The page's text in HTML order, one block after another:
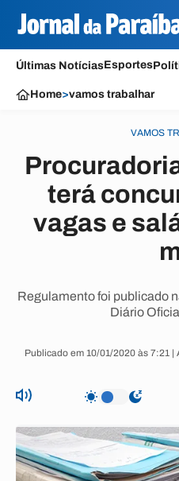
Últimas NotíciasEsportes
Home>vamos trabalhar
VAMOS
terá
vagas e
Regulamento foi publicado
Diário
Publicado em 10/01/2020 às 7:21